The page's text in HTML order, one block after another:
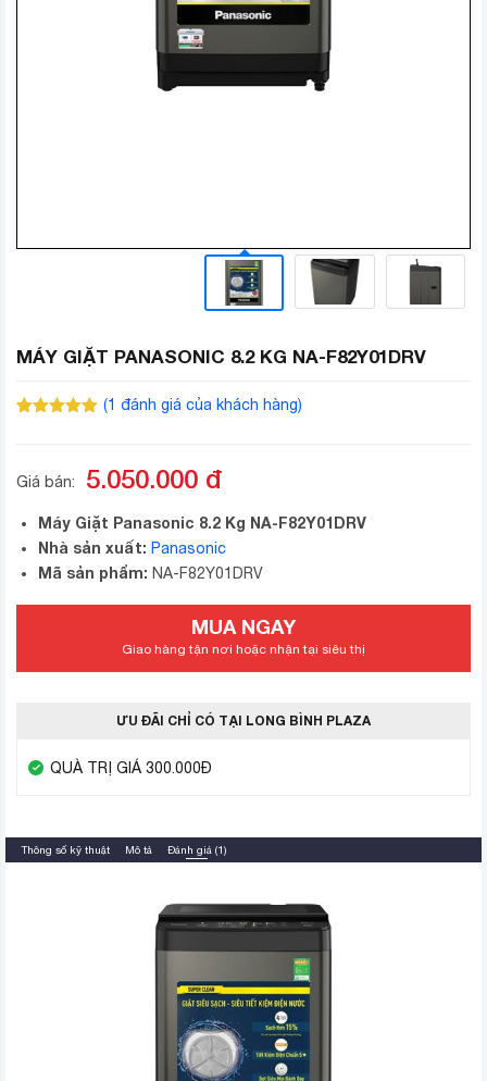
MÁY GIẶT PANASONIC 8.2 KG NA-F82Y01DRV
(1 đánh giá của khách hàng)
Giá bán: 5.050.000 đ
Máy Giặt Panasonic 8.2 Kg NA-F82Y01DRV
Nhà sản xuất: Panasonic
Mã sản phẩm: NA-F82Y01DRV
MUA NGAY
Giao hàng tận nơi hoặc nhận tại siêu thị
ƯU ĐÃI CHỈ CÓ TẠI LONG BÌNH PLAZA
QUÀ TRỊ GIÁ 300.000Đ
Thông số kỹ thuật Mô tả Đánh giá (1)